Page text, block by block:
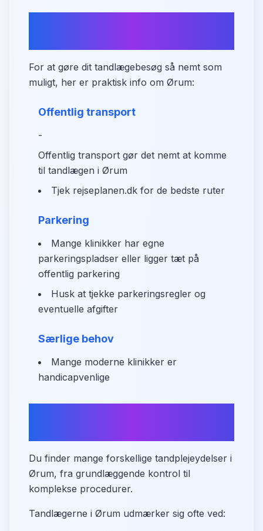
For at gøre dit tandlægebesøg så nemt som
muligt, her er praktisk info om Ørum:
Offentlig transport
-
Offentlig transport gør det nemt at komme
til tandlægen i Ørum
Tjek rejseplanen.dk for de bedste ruter
Parkering
Mange klinikker har egne
parkeringspladser eller ligger tæt på
offentlig parkering
Husk at tjekke parkeringsregler og
eventuelle afgifter
Særlige behov
Mange moderne klinikker er
handicapvenlige
Du finder mange forskellige tandplejeydelser i
Ørum, fra grundlæggende kontrol til
komplekse procedurer.
Tandlægerne i Ørum udmærker sig ofte ved: